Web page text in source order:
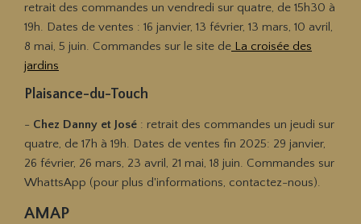
retrait des commandes un vendredi sur quatre, de 15h30 à
19h. Dates de ventes : 16 janvier, 13 février, 13 mars, 10 avril,
8 mai, 5 juin. Commandes sur le site de La croisée des
jardins
Plaisance-du-Touch
- Chez Danny et José : retrait des commandes un jeudi sur
quatre, de 17h à 19h. Dates de ventes fin 2025: 29 janvier,
26 février, 26 mars, 23 avril, 21 mai, 18 juin. Commandes sur
WhattsApp (pour plus d'informations, contactez-nous).
AMAP